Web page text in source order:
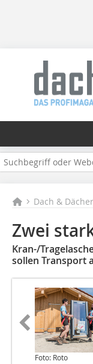
Dach & Dächer
Zwei
Kran-/
sollen Transport
Foto: Roto